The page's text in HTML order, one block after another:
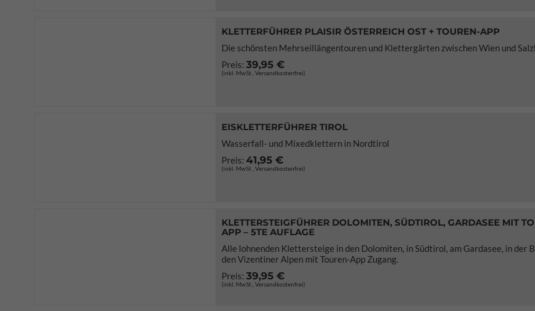
KLETTERFÜHRER PLAISIR ÖSTERREICH OST + TOUREN-APP
Die schönsten Mehrseillängentouren und Klettergärten zwischen Wien und
Preis: 39,95 €
(inkl. MwSt., Versandkostenfrei)
EISKLETTERFÜHRER TIROL
Wasserfall- und Mixedklettern in Nordtirol
Preis: 41,95 €
(inkl. MwSt., Versandkostenfrei)
KLETTERSTEIGFÜHRER DOLOMITEN, SÜDTIROL, GARDASEE MIT
APP – 5TE AUFLAGE
Alle lohnenden Klettersteige in den Dolomiten, in Südtirol, am Gardasee, in der
den Vizentiner Alpen mit Touren-App Zugang.
Preis: 39,95 €
(inkl. MwSt., Versandkostenfrei)